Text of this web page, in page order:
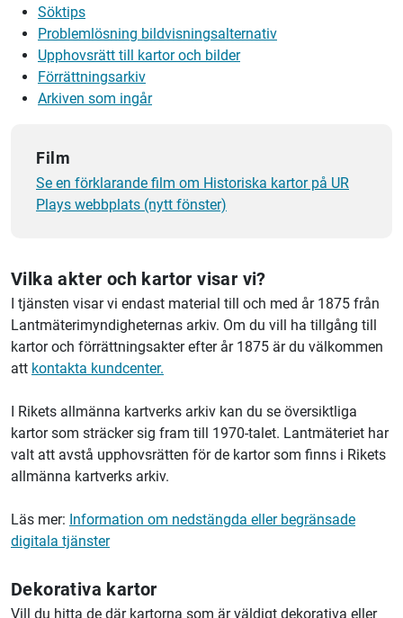
Söktips
Problemlösning bildvisningsalternativ
Upphovsrätt till kartor och bilder
Förrättningsarkiv
Arkiven som ingår
Film
Se en förklarande film om Historiska kartor på UR
Plays webbplats (nytt fönster)
Vilka akter och kartor visar vi?
I tjänsten visar vi endast material till och med år 1875 från
Lantmäterimyndigheternas arkiv. Om du vill ha tillgång till
kartor och förrättningsakter efter år 1875 är du välkommen
att kontakta kundcenter.
I Rikets allmänna kartverks arkiv kan du se översiktliga
kartor som sträcker sig fram till 1970-talet. Lantmäteriet har
valt att avstå upphovsrätten för de kartor som finns i Rikets
allmänna kartverks arkiv.
Läs mer: Information om nedstängda eller begränsade
digitala tjänster
Dekorativa kartor
Vill du hitta de där kartorna som är väldigt dekorativa eller